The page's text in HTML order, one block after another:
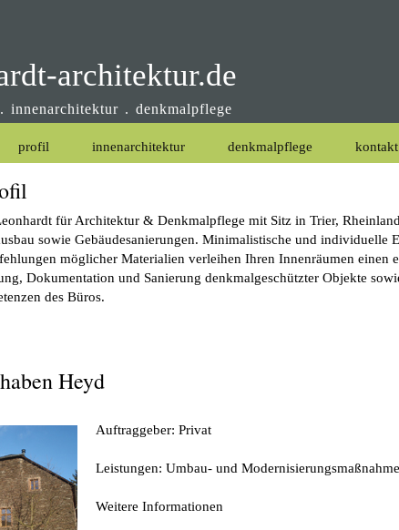
architektur.de
innenarchitektur . denkmalpflege
profil innenarchitektur denkmalpflege kontakt
für Architektur & Denkmalpflege mit Sitz in Trier,
sowie Gebäudesanierungen. Minimalistische und
möglicher Materialien verleihen Ihren Innenräumen einen
Dokumentation und Sanierung denkmalgeschützter Objekte
des Büros.
Heyd
Auftraggeber: Privat
Leistungen: Umbau- und
Weitere Informationen